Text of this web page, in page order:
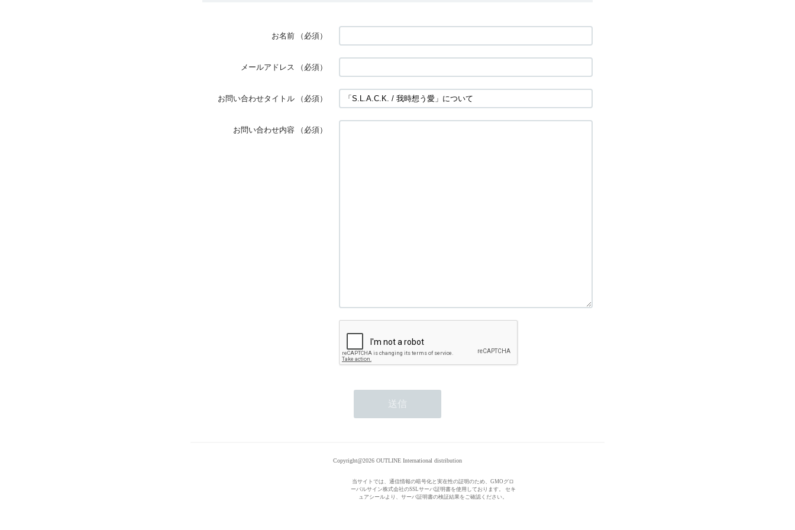
お名前 （必須）
メールアドレス （必須）
お問い合わせタイトル （必須）
お問い合わせ内容 （必須）
Copyright@2026 OUTLINE International distribution
当サイトでは、通信情報の暗号化と実在性の証明のため、GMOグロ
ーバルサイン株式会社のSSLサーバ証明書を使用しております。 セキ
ュアシールより、サーバ証明書の検証結果をご確認ください。